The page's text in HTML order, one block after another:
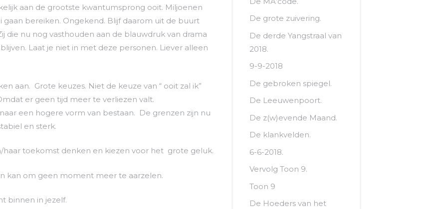
aan de grootste kwantumsprong ooit. Miljoenen
bereiken. Ongekend. Blijf daarom uit de buurt
die nu nog vasthouden aan de blauwdruk van drama
Laat je niet in met deze personen. Liever alleen
aan. Grote keuzes. Niet de keuze van “ ooit zal ik”
er geen tijd meer te verliezen valt.
een hogere vorm van bestaan. De grenzen zijn nu
en sterk.
haar toekomst denken en kiezen voor het grote geluk.
kan om geen moment meer te aarzelen.
binnen in jezelf.
De grote zuivering.
De derde Yangstraal van
2018.
9-9-2018
De gebroken spiegel.
De Leeuwenpoort.
De z(w)evende Maand.
De klankvelden.
6-6-2018.
Vervolg Toon 9.
Toon 9
De Hoeders van het